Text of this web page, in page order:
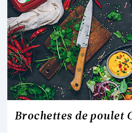
Brochettes de poulet